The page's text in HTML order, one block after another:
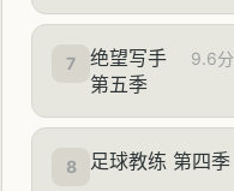
7
绝望写手
第五季
9.6分
8 足球教练 第四季